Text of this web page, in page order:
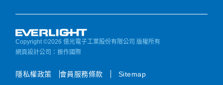
e
Copyright ©2026 億光電子工業股份有限公司 版權所有
網頁設計公司 ：振作國際
隱私權政策 會員服務條款 Sitemap